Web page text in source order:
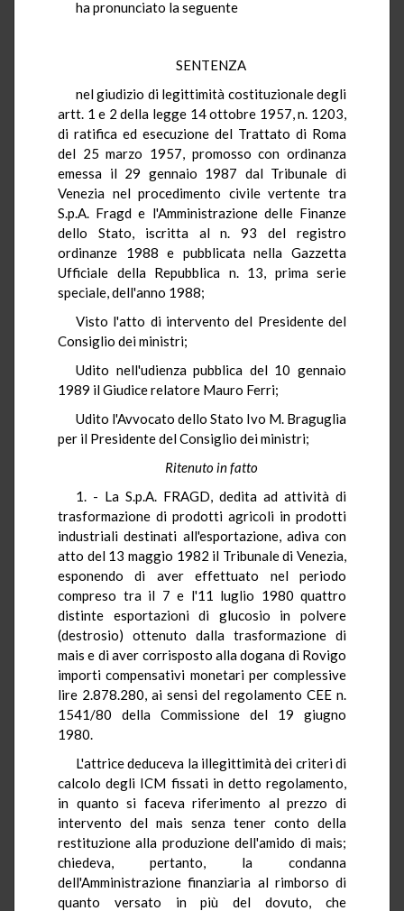
ha pronunciato la seguente
SENTENZA
nel giudizio di legittimità costituzionale degli
artt. 1 e 2 della legge 14 ottobre 1957, n. 1203,
di ratifica ed esecuzione del Trattato di Roma
del 25 marzo 1957, promosso con ordinanza
emessa il 29 gennaio 1987 dal Tribunale di
Venezia nel procedimento civile vertente tra
S.p.A. Fragd e l'Amministrazione delle Finanze
dello Stato, iscritta al n. 93 del registro
ordinanze 1988 e pubblicata nella Gazzetta
Ufficiale della Repubblica n. 13, prima serie
speciale, dell'anno 1988;
Visto l'atto di intervento del Presidente del
Consiglio dei ministri;
Udito nell'udienza pubblica del 10 gennaio
1989 il Giudice relatore Mauro Ferri;
Udito l'Avvocato dello Stato Ivo M. Braguglia
per il Presidente del Consiglio dei ministri;
Ritenuto in fatto
1. - La S.p.A. FRAGD, dedita ad attività di
trasformazione di prodotti agricoli in prodotti
industriali destinati all'esportazione, adiva con
atto del 13 maggio 1982 il Tribunale di Venezia,
esponendo di aver effettuato nel periodo
compreso tra il 7 e l'11 luglio 1980 quattro
distinte esportazioni di glucosio in polvere
(destrosio) ottenuto dalla trasformazione di
mais e di aver corrisposto alla dogana di Rovigo
importi compensativi monetari per complessive
lire 2.878.280, ai sensi del regolamento CEE n.
1541/80 della Commissione del 19 giugno
1980.
L'attrice deduceva la illegittimità dei criteri di
calcolo degli ICM fissati in detto regolamento,
in quanto si faceva riferimento al prezzo di
intervento del mais senza tener conto della
restituzione alla produzione dell'amido di mais;
chiedeva, pertanto, la condanna
dell'Amministrazione finanziaria al rimborso di
quanto versato in più del dovuto, che